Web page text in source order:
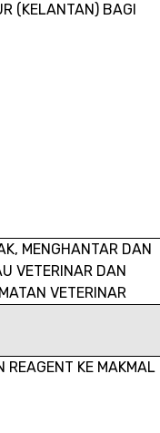
(KELANTAN) BAGI
MENGHANTAR DAN
VETERINAR DAN
VETERINAR
REAGENT KE MAKMAL